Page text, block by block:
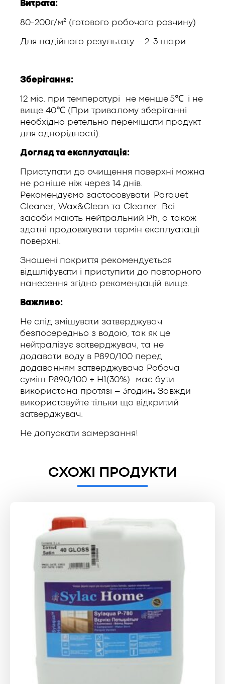
Витрата:
80-200г/м² (готового робочого розчину)
Для надійного результату – 2-3 шари
Зберігання:
12 міс. при температурі не менше 5℃ і не
вище 40℃ (При тривалому зберіганні
необхідно ретельно перемішати продукт
для однорідності).
Догляд та експлуатація:
Приступати до очищення поверхні можна
не раніше ніж через 14 днів.
Рекомендуємо застосовувати Parquet
Cleaner, Wax&Clean та Cleaner. Всі
засоби мають нейтральний Ph, а також
здатні продовжувати термін експлуатації
поверхні.
Зношені покриття рекомендується
відшліфувати і приступити до повторного
нанесення згідно рекомендацій вище.
Важливо:
Не слід змішувати затверджувач
безпосередньо з водою, так як це
нейтралізує затверджувач, та не
додавати воду в Р890/100 перед
додаванням затверджувача Робоча
суміш Р890/100 + Н1(30%) має бути
використана протязі – 3годин. Завжди
використовуйте тільки що відкритий
затверджувач.
Не допускати замерзання!
СХОЖІ ПРОДУКТИ